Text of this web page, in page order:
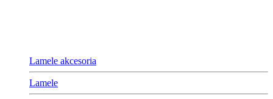
Lamele akcesoria
Lamele